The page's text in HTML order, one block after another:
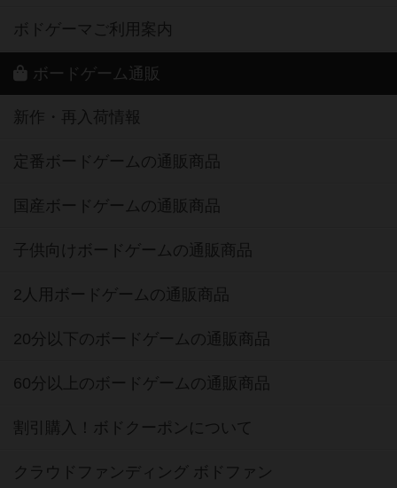
ボドゲーマご利用案内
ボードゲーム通販
新作・再入荷情報
定番ボードゲームの通販商品
国産ボードゲームの通販商品
子供向けボードゲームの通販商品
2人用ボードゲームの通販商品
20分以下のボードゲームの通販商品
60分以上のボードゲームの通販商品
割引購入！ボドクーポンについて
クラウドファンディング ボドファン